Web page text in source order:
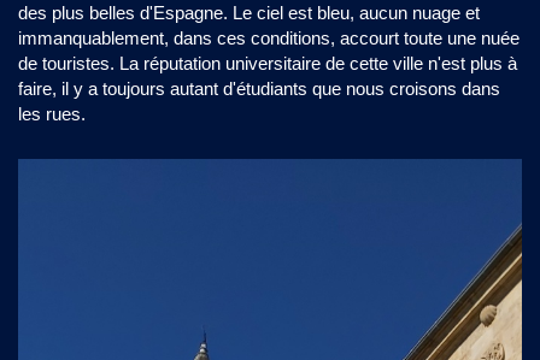
des plus belles d'Espagne. Le ciel est bleu, aucun nuage et
immanquablement, dans ces conditions, accourt toute une nuée
de touristes. La réputation universitaire de cette ville n'est plus à
faire, il y a toujours autant d'étudiants que nous croisons dans
les rues.